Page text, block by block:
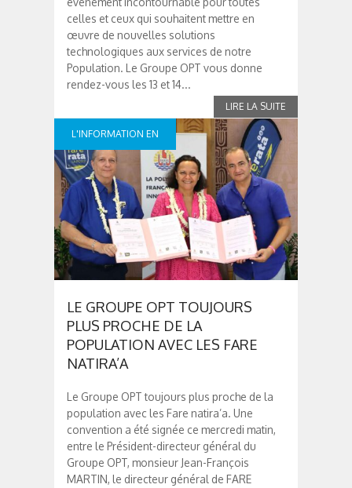
celles et ceux qui souhaitent mettre en
œuvre de nouvelles solutions
technologiques aux services de notre
Population. Le Groupe OPT vous donne
rendez-vous les 13 et 14...
L'INFORMATION EN
CONTINUE
LE GROUPE OPT TOUJOURS
PLUS PROCHE DE LA
POPULATION AVEC LES FARE
NATIRA’A
Le Groupe OPT toujours plus proche de la
population avec les Fare natira’a. Une
convention a été signée ce mercredi matin,
entre le Président-directeur général du
Groupe OPT, monsieur Jean-François
MARTIN, le directeur général de FARE